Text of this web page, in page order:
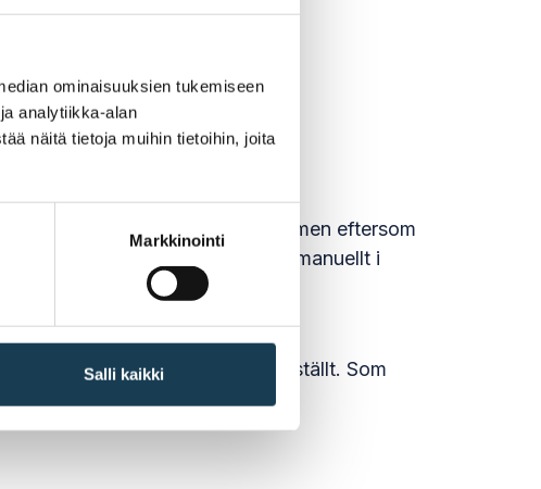
ominaisuuksien tukemiseen
analytiikka-alan
näitä tietoja muihin tietoihin, joita
Markkinointi
Salli kaikki
testdata, men eftersom
in testpersonernas uppgifter manuellt i
testfall som kommissionen fastställt. Som
Italien.